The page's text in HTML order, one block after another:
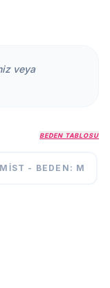
veya
BEDEN TABLOSU
- BEDEN: M